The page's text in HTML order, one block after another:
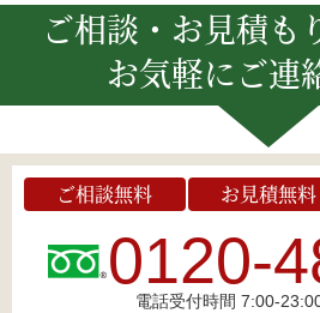
ご相談・お見積
お気軽にご連
ご相談無料 お見積無料
0120-
電話受付時間 7:00-